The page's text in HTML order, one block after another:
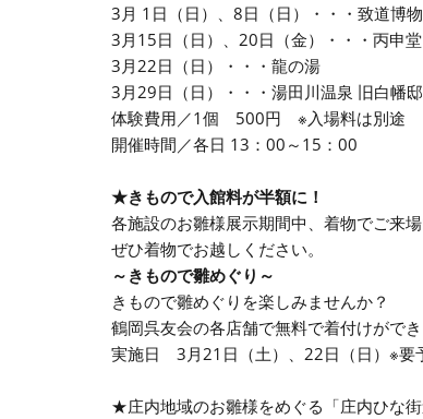
3月 1日（日）、8日（日）・・・致道博
3月15日（日）、20日（金）・・・丙申堂
3月22日（日）・・・龍の湯
3月29日（日）・・・湯田川温泉 旧白幡邸
体験費用／1個 500円 ※入場料は別途
開催時間／各日 13：00～15：00
★きもので入館料が半額に！
各施設のお雛様展示期間中、着物でご来
ぜひ着物でお越しください。
～きもので雛めぐり～
きもので雛めぐりを楽しみませんか？
鶴岡呉友会の各店舗で無料で着付けがで
実施日 3月21日（土）、22日（日）※要
★庄内地域のお雛様をめぐる「庄内ひな